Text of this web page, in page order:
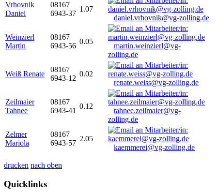
Vrhovnik
Daniel
08167
6943-37
1.07
daniel.vrhovnik@vg-zolling.de
Weinzierl
Martin
08167
6943-56
0.05
martin.weinzierl@vg-
zolling.de
Weiß Renate
08167
6943-12
0.02
renate.weiss@vg-zolling.de
Zeilmaier
Tahnee
08167
6943-41
0.12
tahnee.zeilmaier@vg-
zolling.de
Zelmer
Mariola
08167
6943-57
2.05
kaemmerei@vg-zolling.de
drucken nach oben
Quicklinks